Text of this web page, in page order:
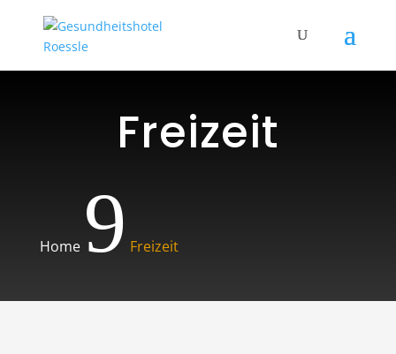
Freizeit
Home 9 Freizeit